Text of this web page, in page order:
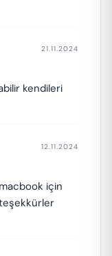
21.11.2024
kendileri
12.11.2024
için